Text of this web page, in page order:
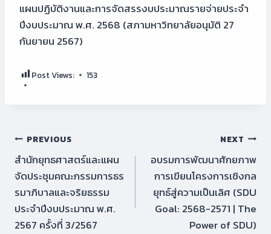
แผนปฏิบัติงานและการจัดสรรงบประมาณรายจ่ายประจำ
ปีงบประมาณ พ.ศ. 2568 (สภามหาวิทยาลัยอนุมัติ 27
กันยายน 2567)
Post Views: 153
Post
navigation
PREVIOUS
สำนักยุทธศาสตร์และแผน
จัดประชุมคณะกรรมการธร
รมาภิบาลและจริยธรรม
ประจำปีงบประมาณ พ.ศ.
2567 ครั้งที่ 3/2567
NEXT
อบรมการพัฒนาศักยภาพ
การเขียนโครงการเชิงกล
ยุทธ์สู่ความเป็นเลิศ (SDU
Goal: 2568-2571 | The
Power of SDU)